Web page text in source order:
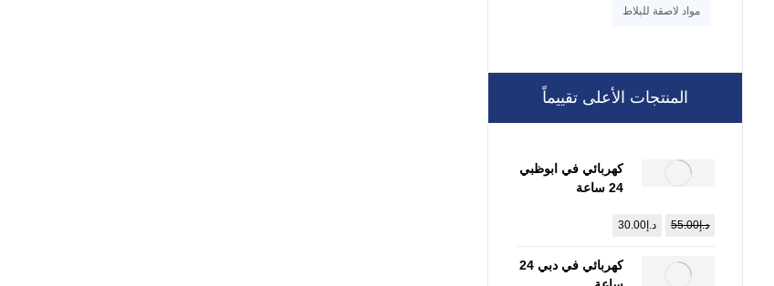
مواد لاصقة للبلاط
المنتجات الأعلى تقييماً
كهربائي في ابوظبي
24 ساعة
د.إ55.00 د.إ 30.00
كهربائي في دبي 24